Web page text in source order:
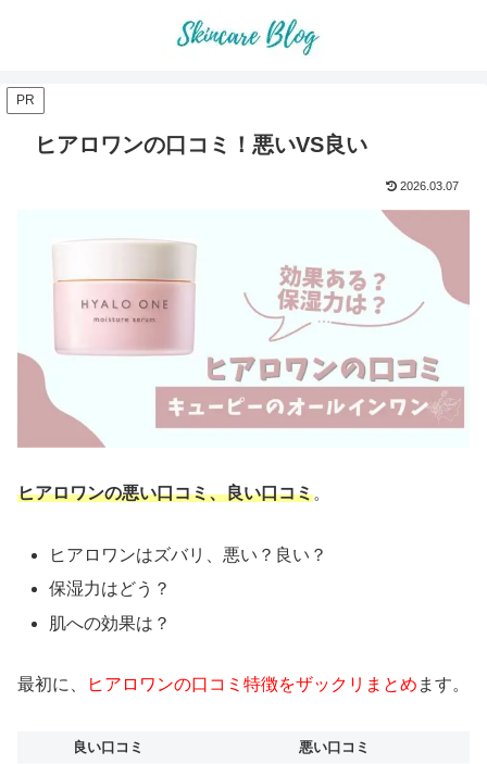
PR
ヒアロワンの口コミ！悪いVS良い
2026.03.07
ヒアロワンの悪い口コミ、良い口コミ。
ヒアロワンはズバリ、悪い？良い？
保湿力はどう？
肌への効果は？
最初に、 ヒアロワンの口コミ特徴をザックリまとめ ます。
良い口コミ 悪い口コミ